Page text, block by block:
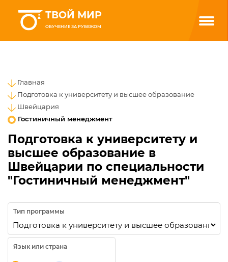
ТВОЙ МИР
ОБУЧЕНИЕ ЗА РУБЕЖОМ
Главная
Подготовка к университету и высшее образование
Швейцария
Гостиничный менеджмент
Подготовка к университету и
высшее образование в
Швейцарии по специальности
"Гостиничный менеджмент"
Тип программы
Язык или страна